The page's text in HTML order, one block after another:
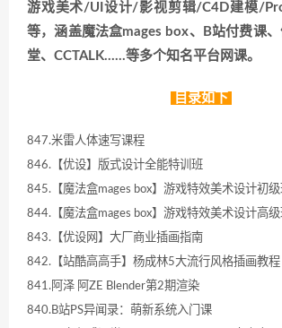
游戏美术/UI设计/影视剪辑/C4D建模/
等，涵盖魔法盒mages box、B站付费课
堂、CCTALK……等多个知名平台网课。
目录如下
847.米雷人体速写课程
846.【优设】版式设计全能特训班
845.【魔法盒mages box】游戏特效美术设计初
844.【魔法盒mages box】游戏特效美术设计高
843.【优设网】大厂商业插画指南
842.【站酷高高手】杨成林5大流行风格插画教程
841.阿泽 阿ZE Blender第2期渲染
840.B站PS异闻录：萌新系统入门课